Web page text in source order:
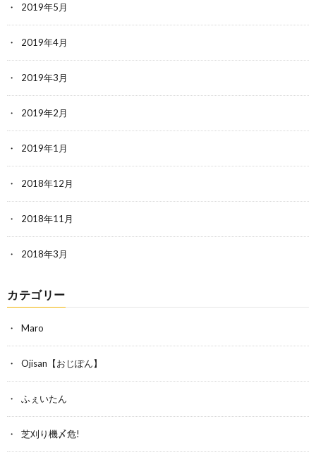
2019年5月
2019年4月
2019年3月
2019年2月
2019年1月
2018年12月
2018年11月
2018年3月
カテゴリー
Maro
Ojisan【おじぽん】
ふぇいたん
芝刈り機〆危!